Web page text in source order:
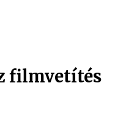
filmvetítés